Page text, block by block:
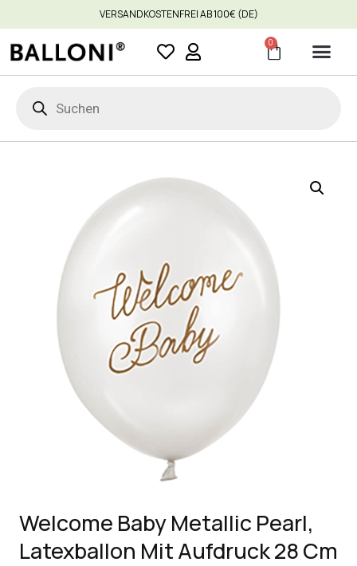
VERSANDKOSTENFREI AB 100€ (DE)
0
Welcome Baby Metallic Pearl,
Latexballon Mit Aufdruck 28 Cm